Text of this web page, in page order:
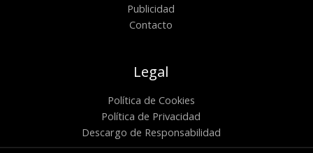
Publicidad
Contacto
Legal
Política de Cookies
Política de Privacidad
Descargo de Responsabilidad